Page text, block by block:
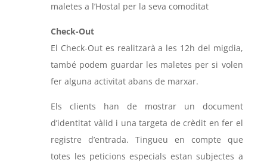
maletes a l’Hostal per la seva comoditat
Check-Out
El Check-Out es realitzarà a les 12h del migdia,
també podem guardar les maletes per si volen
fer alguna activitat abans de marxar.
Els clients han de mostrar un document
d’identitat vàlid i una targeta de crèdit en fer el
registre d’entrada. Tingueu en compte que
totes les peticions especials estan subjectes a